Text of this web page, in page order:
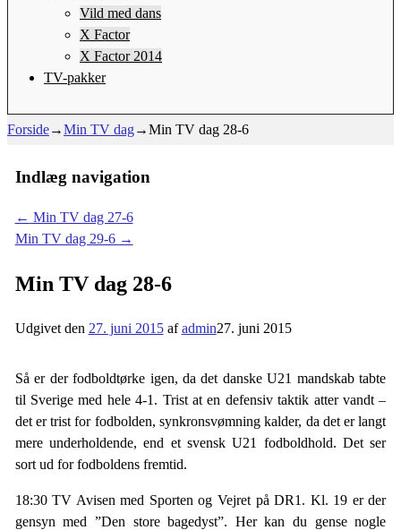
Vild med dans
X Factor
X Factor 2014
TV-pakker
Forside→Min TV dag→Min TV dag 28-6
Indlæg navigation
← Min TV dag 27-6
Min TV dag 29-6 →
Min TV dag 28-6
Udgivet den 27. juni 2015 afadmin27. juni 2015
Så er der fodboldtørke igen, da det danske U21 mandskab tabte
til Sverige med hele 4-1. Trist at en defensiv taktik atter vandt –
det er trist for fodbolden, synkronsvømning kalder, da det er langt
mere underholdende, end et svensk U21 fodboldhold. Det ser
sort ud for fodboldens fremtid.
18:30 TV Avisen med Sporten og Vejret på DR1. Kl. 19 er der
gensyn med ”Den store bagedyst”. Her kan du gense nogle